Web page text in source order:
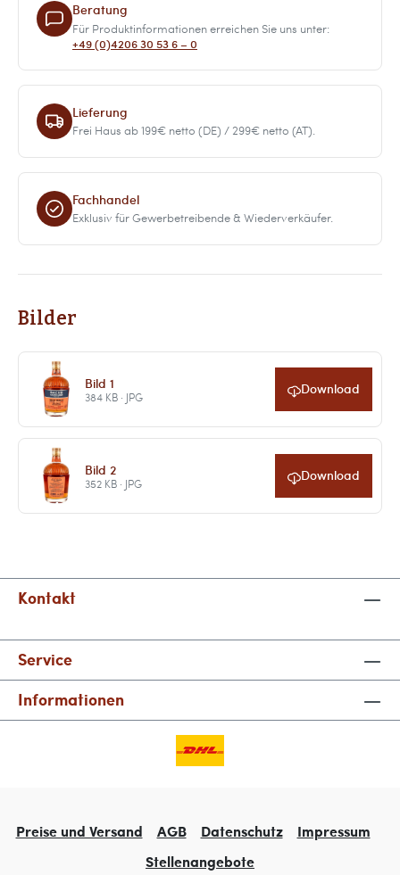
Beratung
Für Produktinformationen erreichen Sie uns unter:
+49 (0)4206 30 53 6 – 0
Lieferung
Frei Haus ab 199€ netto (DE) / 299€ netto (AT).
Fachhandel
Exklusiv für Gewerbetreibende & Wiederverkäufer.
Bilder
Bild 1
384 KB · JPG Download
Bild 2
352 KB · JPG Download
Kontakt
Service
Informationen
Preise und Versand AGB Datenschutz
Impressum
Stellenangebote